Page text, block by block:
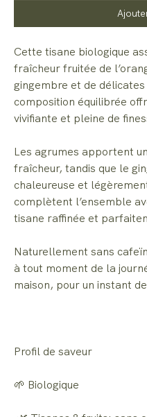
Cette tisane biologique
fraîcheur fruitée de
gingembre et de
composition équilibrée
vivifiante et pleine de
Les agrumes apportent
fraîcheur, tandis que le
chaleureuse et
complètent l’ensemble
tisane raffinée et
Naturellement sans
à tout moment de la
maison, pour un instant
Profil de saveur
🌱 Biologique